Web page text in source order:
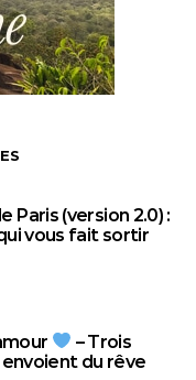
Paris (version 2.0) :
vous fait sortir
– Trois
du rêve